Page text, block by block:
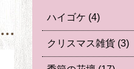
ハイゴケ (4)
クリスマス雑貨 (3)